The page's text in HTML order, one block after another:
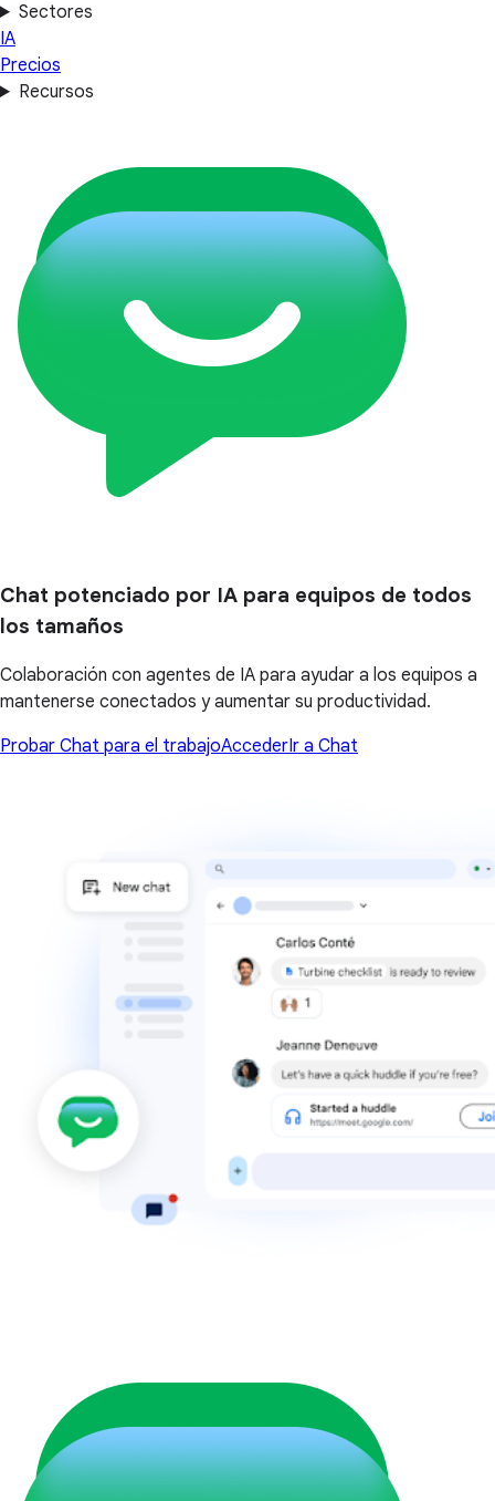
Sectores
IA
Precios
Recursos
Chat potenciado por IA para equipos de todos
los tamaños
Colaboración con agentes de IA para ayudar a los equipos a
mantenerse conectados y aumentar su productividad.
Probar Chat para el trabajoAccederIr a Chat